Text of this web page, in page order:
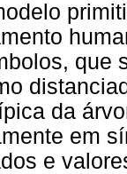
que
da
em
e